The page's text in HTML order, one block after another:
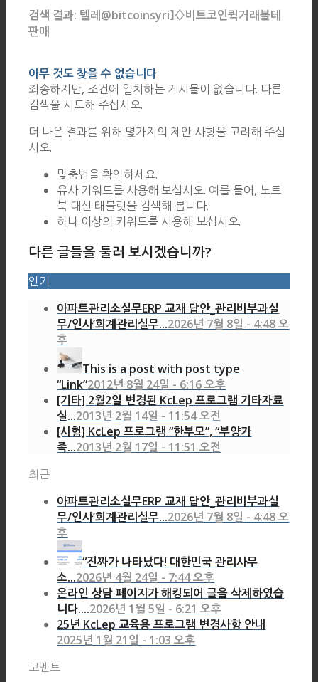
검색 결과: 텔레@bitcoinsyri】♢비트코인퀵거래블테
판매
아무 것도 찾을 수 없습니다
죄송하지만, 조건에 일치하는 게시물이 없습니다. 다른
검색을 시도해 주십시오.
더 나은 결과를 위해 몇가지의 제안 사항을 고려해 주십
시오.
맞춤법을 확인하세요.
유사 키워드를 사용해 보십시오. 예를 들어, 노트
북 대신 태블릿을 검색해 봅니다.
하나 이상의 키워드를 사용해 보십시오.
다른 글들을 둘러 보시겠습니까?
인기
아파트관리소실무ERP 교재 답안_관리비부과실
무/인사’회계관리실무...2026년 7월 8일 - 4:48 오
후
This is a post with post type
“Link”2012년 8월 24일 - 6:16 오후
[기타] 2월2일 변경된 KcLep 프로그램 기타자료
실...2013년 2월 14일 - 11:54 오전
[시험] KcLep 프로그램 “한부모”, “부양가
족...2013년 2월 17일 - 11:51 오전
최근
아파트관리소실무ERP 교재 답안_관리비부과실
무/인사’회계관리실무...2026년 7월 8일 - 4:48 오
후
“진짜가 나타났다! 대한민국 관리사무
소...2026년 4월 24일 - 7:44 오후
온라인 상담 페이지가 해킹되어 글을 삭제하였습
니다....2026년 1월 5일 - 6:21 오후
25년 KcLep 교육용 프로그램 변경사항 안내
2025년 1월 21일 - 1:03 오후
코멘트